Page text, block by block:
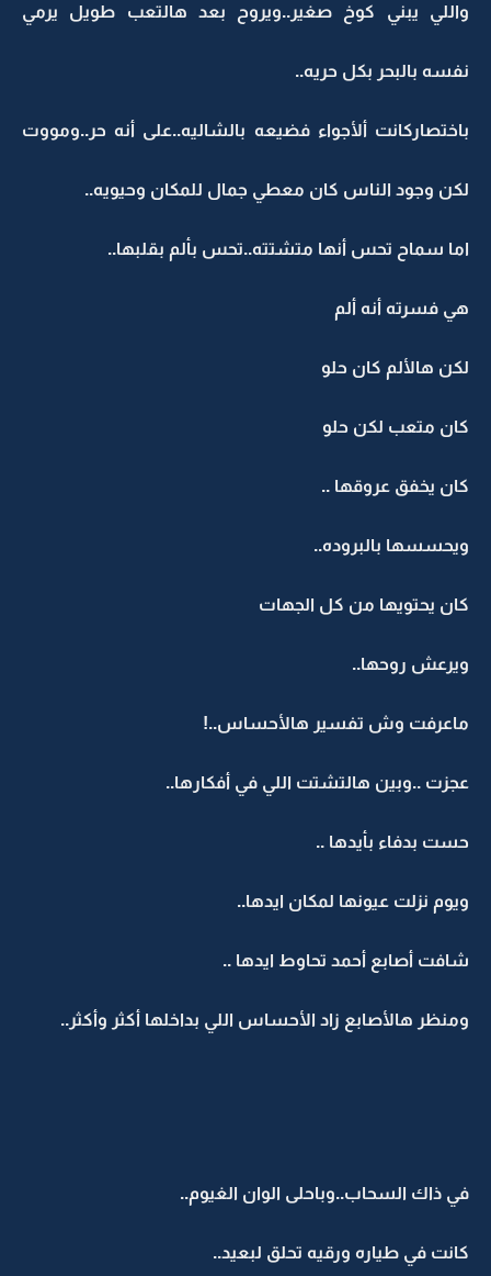
واللي يبني كوخ صغير..ويروح بعد هالتعب طويل يرمي
نفسه بالبحر بكل حريه..
باختصاركانت ألأجواء فضيعه بالشاليه..على أنه حر..ومووت
لكن وجود الناس كان معطي جمال للمكان وحيويه..
اما سماح تحس أنها متشتته..تحس بألم بقلبها..
هي فسرته أنه ألم
لكن هالألم كان حلو
كان متعب لكن حلو
كان يخفق عروقها ..
ويحسسها بالبروده..
كان يحتويها من كل الجهات
ويرعش روحها..
ماعرفت وش تفسير هالأحساس..!
عجزت ..وبين هالتشتت اللي في أفكارها..
حست بدفاء بأيدها ..
ويوم نزلت عيونها لمكان ايدها..
شافت أصابع أحمد تحاوط ايدها ..
ومنظر هالأصابع زاد الأحساس اللي بداخلها أكثر وأكثر..
في ذاك السحاب..وباحلى الوان الغيوم..
كانت في طياره ورقيه تحلق لبعيد..